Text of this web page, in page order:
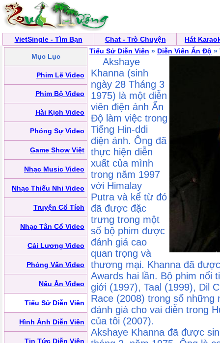
VietSingle - Tìm Bạn Chat - Trò Chuyện Hát
Mục Lục
Phim Lẽ Video
Phim Bộ Video
Hài Kịch Video
Phóng Sự Video
Game Show Việt
Nhạc Music Video
Nhạc Thiếu Nhi Video
Truyện Cổ Tích
Nhạc Tân Cổ Video
Cải Lương Video
Phỏng Vấn Video
Nấu Ăn Video
Tiểu Sử Diễn Viên
Hình Ảnh Diễn Viên
Tin Tức Diễn Viên
Tiểu Sử Diễn Viên » Diễn Viên Ấn Độ »
Akshaye
Khanna (sinh
ngày 28 Tháng 3
1975) là một diễn
viên điện ảnh Ấn
Độ làm việc trong
Tiếng Hin-ddi
điện ảnh. Ông đã
thực hiện diễn
xuất của mình
trong năm 1997
với Himalay
Putra và kể từ đó
đã được đặc
trưng trong một
số bộ phim được
đánh giá cao
quan trọng và
thương mại. Khanna đã
Awards hai lần. Bộ phim nổi
giới (1997), Taal (1999), Dil
Race (2008) trong số
đánh giá cho vai diễn trong
của tôi (2007).
Akshaye Khanna đã được